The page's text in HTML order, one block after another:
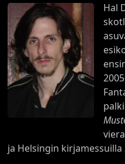
Hal
ja Helsingin kirjamessuilla